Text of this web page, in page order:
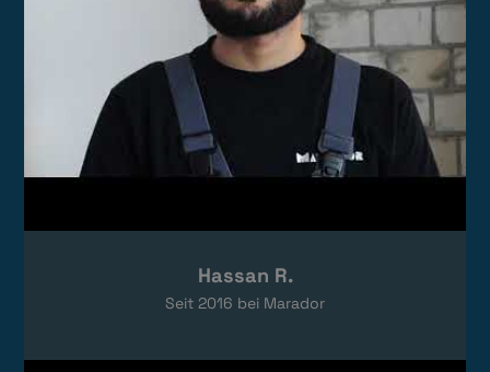
Hassan R.
Seit 2016 bei Marador